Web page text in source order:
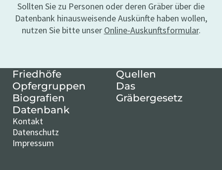
Sollten Sie zu Personen oder deren Gräber über die
Datenbank hinausweisende Auskünfte haben wollen,
nutzen Sie bitte unser Online-Auskunftsformular.
Friedhöfe
Opfergruppen
Biografien
Datenbank
Quellen
Das
Gräbergesetz
Kontakt
Datenschutz
Impressum